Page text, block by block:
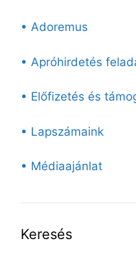
• Adoremus
• Apróhirdetés
• Előfizetés és
• Lapszámaink
• Médiaajánlat
Keresés